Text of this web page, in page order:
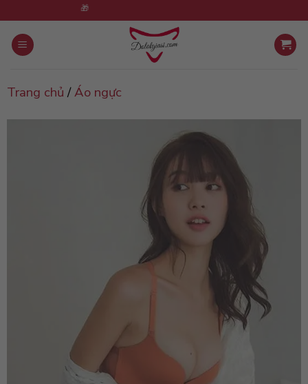
to
content
Trang chủ /Áo ngực